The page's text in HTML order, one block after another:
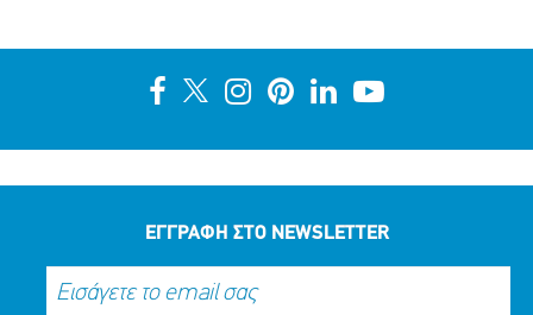
ΕΓΓΡΑΦΗ ΣΤΟ NEWSLETTER